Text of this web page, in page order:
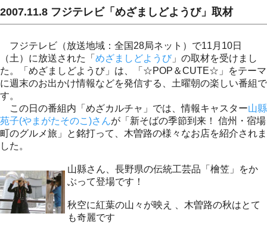
2007.11.8 フジテレビ「めざましどようび」取材
フジテレビ（放送地域：全国28局ネット）で11月10日
（土）に放送された「 めざましどようび」の取材を受けまし
た。「めざましどようび」は、「☆POP＆CUTE☆」をテーマ
に週末のお出かけ情報などを発信する、土曜朝の楽しい番組で
す。
この日の番組内「めざカルチャ」では、情報キャスター山縣
苑子(やまがたそのこ)さんが「新そばの季節到来！ 信州・宿場
町のグルメ旅」と銘打って、木曽路の様々なお店を紹介されま
した。
山縣さん、長野県の伝統工芸品「檜笠」をか
ぶって登場です！
秋空に紅葉の山々が映え 、木曽路の秋はとて
も奇麗です